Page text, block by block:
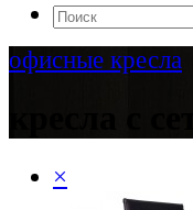
офисные кресла
кресла с
×